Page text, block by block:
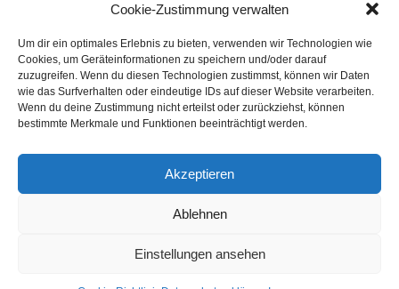
Cookie-Zustimmung verwalten
Um dir ein optimales Erlebnis zu bieten, verwenden wir Technologien wie
Cookies, um Geräteinformationen zu speichern und/oder darauf
zuzugreifen. Wenn du diesen Technologien zustimmst, können wir Daten
wie das Surfverhalten oder eindeutige IDs auf dieser Website verarbeiten.
Wenn du deine Zustimmung nicht erteilst oder zurückziehst, können
bestimmte Merkmale und Funktionen beeinträchtigt werden.
Akzeptieren
Ablehnen
Einstellungen ansehen
Impressum
Datenschutzerklärung
Nutzungsbedingungen | Haftungsausschluss
AGB